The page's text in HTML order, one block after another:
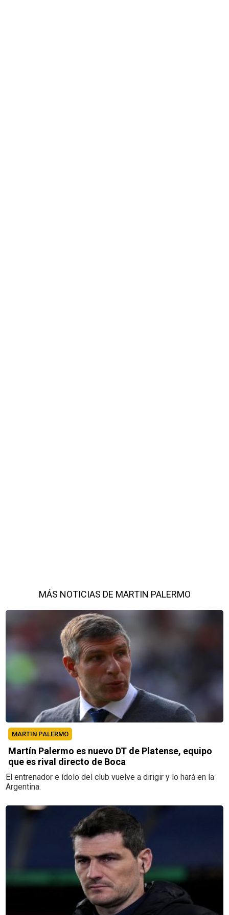
MÁS NOTICIAS DE MARTIN PALERMO
MARTIN PALERMO
Martín Palermo es nuevo DT de Platense, equipo
que es rival directo de Boca
El entrenador e ídolo del club vuelve a dirigir y lo hará en la
Argentina.